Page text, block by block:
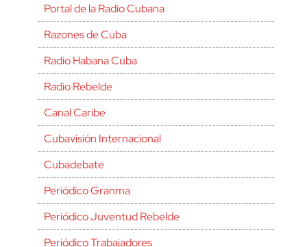
Portal de la Radio Cubana
Razones de Cuba
Radio Habana Cuba
Radio Rebelde
Canal Caribe
Cubavisión Internacional
Cubadebate
Periódico Granma
Periódico Juventud Rebelde
Periódico Trabajadores